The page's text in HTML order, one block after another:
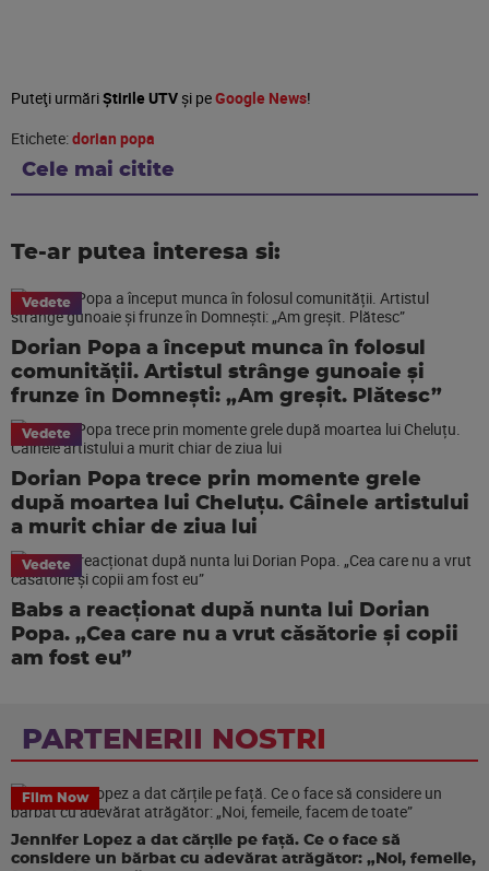
Puteţi urmăriȘtirile UTVşi peGoogle News!
Etichete:dorian popa
Cele mai citite
Te-ar putea interesa si:
Vedete
Dorian Popa a început munca în folosul
comunității. Artistul strânge gunoaie și
frunze în Domnești: „Am greșit. Plătesc”
Vedete
Dorian Popa trece prin momente grele
după moartea lui Cheluțu. Câinele artistului
a murit chiar de ziua lui
Vedete
Babs a reacționat după nunta lui Dorian
Popa. „Cea care nu a vrut căsătorie și copii
am fost eu”
PARTENERII NOSTRI
Film Now
Jennifer Lopez a dat cărțile pe față. Ce o face să
considere un bărbat cu adevărat atrăgător: „Noi, femeile,